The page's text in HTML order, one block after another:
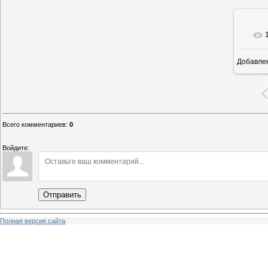
Всего комментариев: 0
Войдите:
Отправить
Полная версия сайта